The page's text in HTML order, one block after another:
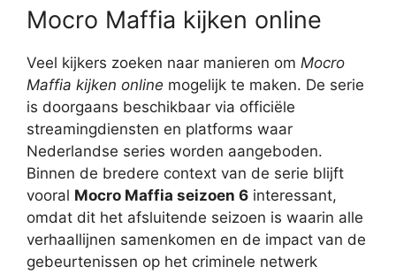
Mocro Maffia kijken online
Veel kijkers zoeken naar manieren om Mocro
Maffia kijken online mogelijk te maken. De serie
is doorgaans beschikbaar via officiële
streamingdiensten en platforms waar
Nederlandse series worden aangeboden.
Binnen de bredere context van de serie blijft
vooral Mocro Maffia seizoen 6 interessant,
omdat dit het afsluitende seizoen is waarin alle
verhaallijnen samenkomen en de impact van de
gebeurtenissen op het criminele netwerk